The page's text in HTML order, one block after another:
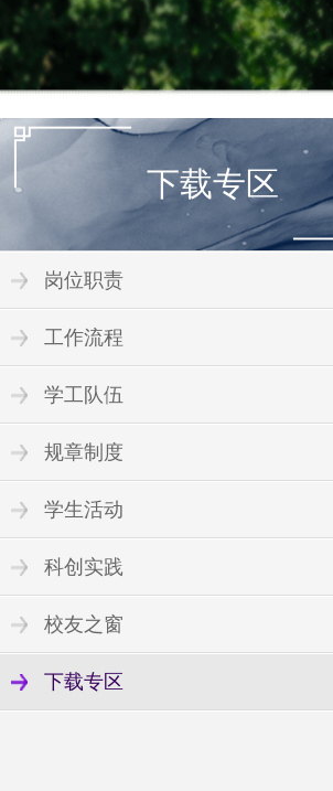
下载专区
岗位职责
工作流程
学工队伍
规章制度
学生活动
科创实践
校友之窗
下载专区